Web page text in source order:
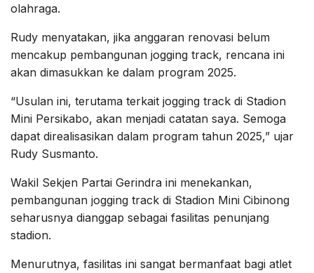
olahraga.
Rudy menyatakan, jika anggaran renovasi belum
mencakup pembangunan jogging track, rencana ini
akan dimasukkan ke dalam program 2025.
“Usulan ini, terutama terkait jogging track di Stadion
Mini Persikabo, akan menjadi catatan saya. Semoga
dapat direalisasikan dalam program tahun 2025,” ujar
Rudy Susmanto.
Wakil Sekjen Partai Gerindra ini menekankan,
pembangunan jogging track di Stadion Mini Cibinong
seharusnya dianggap sebagai fasilitas penunjang
stadion.
Menurutnya, fasilitas ini sangat bermanfaat bagi atlet